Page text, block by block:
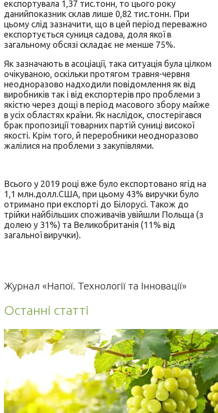
експортувала 1,37 тис.тонн, то цього року
данийпоказник склав лише 0,82 тис.тонн. При
цьому слід зазначити, що в цей період переважно
експортується суниця садова, доля якої в
загальному обсязі складає не менше 75%.
Як зазначають в асоціації, така ситуація була цілком
очікуваною, оскільки протягом травня-червня
неодноразово надходили повідомлення як від
виробників так і від експортерів про проблеми з
якістю через дощі в період масового збору майже
в усіх областях країни. Як наслідок, спостерігався
брак пропозиції товарних партій суниці високої
якості. Крім того, й переробники неодноразово
жалілися на проблеми з закупівлями.
Всього у 2019 році вже було експортовано ягід на
1,1 млн.долл.США, при цьому 43% виручки було
отримано при експорті до Білорусі. Також до
трійки найбільших споживачів увійшли Польща (з
долею у 31%) та Великобританія (11% від
загальної виручки).
Журнал «Напої. Технології та Інновації»
Останні статті